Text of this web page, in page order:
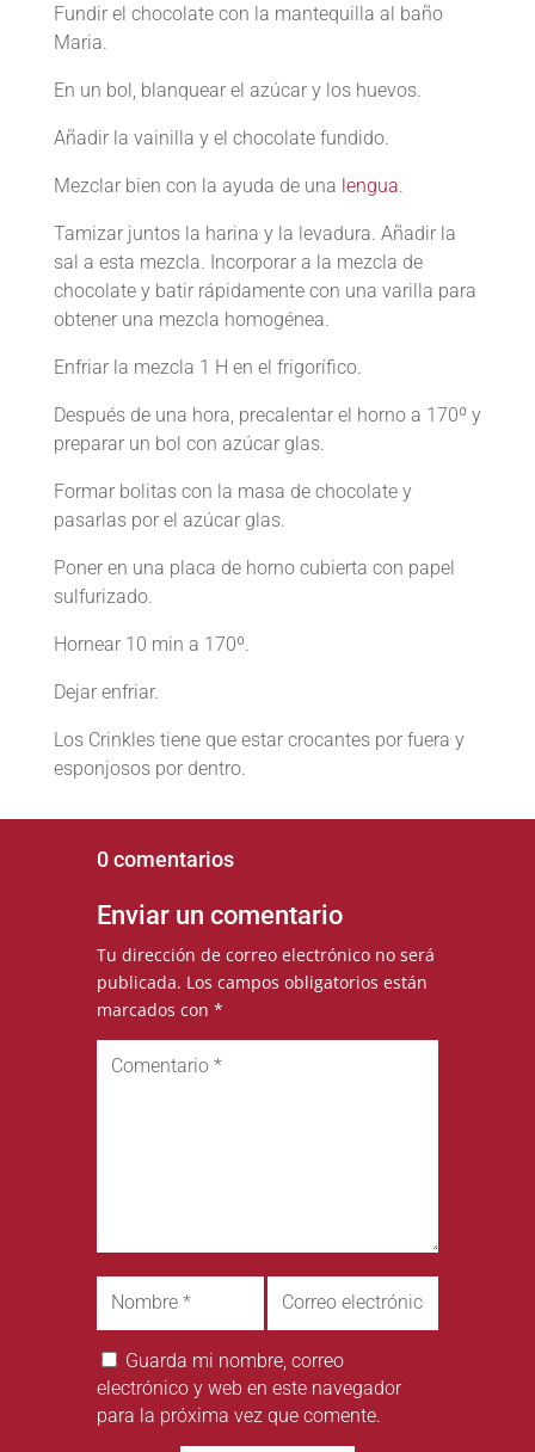
Fundir el chocolate con la mantequilla al baño
Maria.
En un bol, blanquear el azúcar y los huevos.
Añadir la vainilla y el chocolate fundido.
Mezclar bien con la ayuda de una lengua.
Tamizar juntos la harina y la levadura. Añadir la
sal a esta mezcla. Incorporar a la mezcla de
chocolate y batir rápidamente con una varilla para
obtener una mezcla homogénea.
Enfriar la mezcla 1 H en el frigorífico.
Después de una hora, precalentar el horno a 170º y
preparar un bol con azúcar glas.
Formar bolitas con la masa de chocolate y
pasarlas por el azúcar glas.
Poner en una placa de horno cubierta con papel
sulfurizado.
Hornear 10 min a 170º.
Dejar enfriar.
Los Crinkles tiene que estar crocantes por fuera y
esponjosos por dentro.
0 comentarios
Enviar un comentario
Tu dirección de correo electrónico no será
publicada. Los campos obligatorios están
marcados con *
Guarda mi nombre, correo
electrónico y web en este navegador
para la próxima vez que comente.